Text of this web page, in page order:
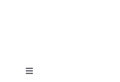
Toggle